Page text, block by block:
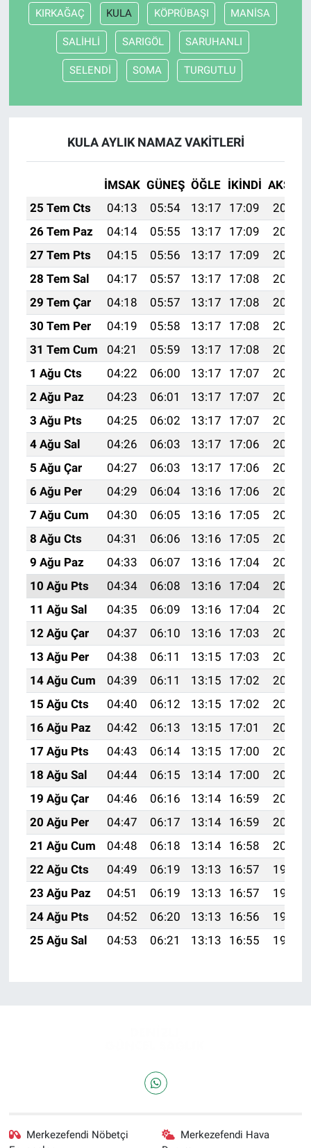
KIRKAĞAÇ KULA KÖPRÜBAŞI MANİSA
SALİHLİ SARIGÖL SARUHANLI
SELENDİ SOMA TURGUTLU
KULA AYLIK NAMAZ VAKITLERI
İMSAK GÜNEŞ ÖĞLE İKINDI AKŞAM
25 Tem Cts
04:13 05:54 13:17 17:09
20:30
26 Tem Paz
04:14 05:55 13:17 17:09
20:29
27 Tem Pts
04:15 05:56 13:17 17:09
20:28
28 Tem Sal
04:17 05:57 13:17 17:08
20:27
29 Tem Çar
04:18 05:57 13:17 17:08
20:27
30 Tem Per
04:19 05:58 13:17 17:08
20:26
31 Tem Cum
04:21 05:59 13:17 17:08
20:25
1 Ağu Cts
04:22 06:00 13:17 17:07
20:24
2 Ağu Paz
04:23 06:01 13:17 17:07
20:23
3 Ağu Pts
04:25 06:02 13:17 17:07
20:22
4 Ağu Sal
04:26 06:03 13:17 17:06
20:21
5 Ağu Çar
04:27 06:03 13:17 17:06
20:20
6 Ağu Per
04:29 06:04 13:16 17:06
20:18
7 Ağu Cum
04:30 06:05 13:16 17:05
20:17
8 Ağu Cts
04:31 06:06 13:16 17:05
20:16
9 Ağu Paz
04:33 06:07 13:16 17:04
20:15
10 Ağu Pts
04:34 06:08 13:16 17:04
20:14
11 Ağu Sal
04:35 06:09 13:16 17:04
20:13
12 Ağu Çar
04:37 06:10 13:16 17:03
20:12
13 Ağu Per
04:38 06:11 13:15 17:03
20:10
14 Ağu Cum
04:39 06:11 13:15 17:02
20:09
15 Ağu Cts
04:40 06:12 13:15 17:02
20:08
16 Ağu Paz
04:42 06:13 13:15 17:01
20:06
17 Ağu Pts
04:43 06:14 13:15 17:00
20:05
18 Ağu Sal
04:44 06:15 13:14 17:00
20:04
19 Ağu Çar
04:46 06:16 13:14 16:59
20:02
20 Ağu Per
04:47 06:17 13:14 16:59
20:01
21 Ağu Cum
04:48 06:18 13:14 16:58
20:00
22 Ağu Cts
04:49 06:19 13:13 16:57
19:58
23 Ağu Paz
04:51 06:19 13:13 16:57
19:57
24 Ağu Pts
04:52 06:20 13:13 16:56
19:56
25 Ağu Sal
04:53 06:21 13:13 16:55 19:54
Merkezefendi Nöbetçi
Merkezefendi Hava